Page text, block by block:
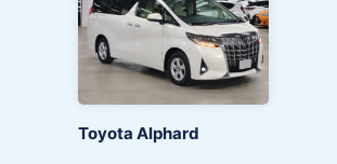
Toyota Alphard